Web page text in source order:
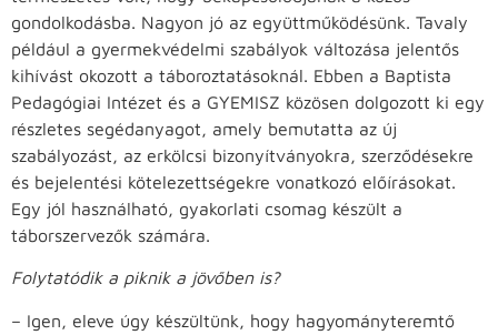
gondolkodásba. Nagyon jó az együttműködésünk. Tavaly
például a gyermekvédelmi szabályok változása jelentős
kihívást okozott a táboroztatásoknál. Ebben a Baptista
Pedagógiai Intézet és a GYEMISZ közösen dolgozott ki egy
részletes segédanyagot, amely bemutatta az új
szabályozást, az erkölcsi bizonyítványokra, szerződésekre
és bejelentési kötelezettségekre vonatkozó előírásokat.
Egy jól használható, gyakorlati csomag készült a
táborszervezők számára.
Folytatódik a piknik a jövőben is?
– Igen, eleve úgy készültünk, hogy hagyományteremtő